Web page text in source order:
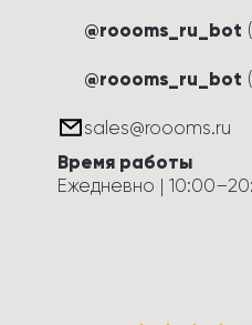
@roooms_ru_bot
@roooms_ru_bot
sales@roooms.ru
Время работы
Ежедневно | 10:00–